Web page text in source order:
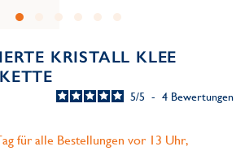
KRISTALL KLEE
5/5 - 4 Bewertungen
für alle Bestellungen vor 13 Uhr,